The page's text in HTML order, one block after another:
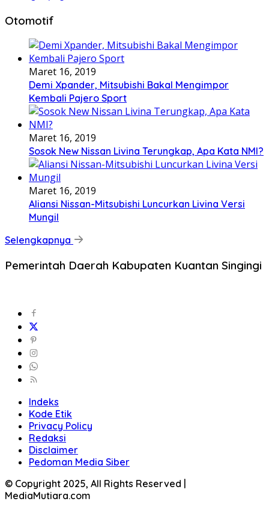
Otomotif
Maret 16, 2019
Demi Xpander, Mitsubishi Bakal Mengimpor
Kembali Pajero Sport
Maret 16, 2019
Sosok New Nissan Livina Terungkap, Apa Kata NMI?
Maret 16, 2019
Aliansi Nissan-Mitsubishi Luncurkan Livina Versi
Mungil
Selengkapnya
Pemerintah Daerah Kabupaten Kuantan Singingi
Indeks
Kode Etik
Privacy Policy
Redaksi
Disclaimer
Pedoman Media Siber
© Copyright 2025, All Rights Reserved |
MediaMutiara.com